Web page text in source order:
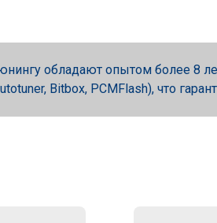
обладают опытом более 8
Bitbox, PCMFlash), что